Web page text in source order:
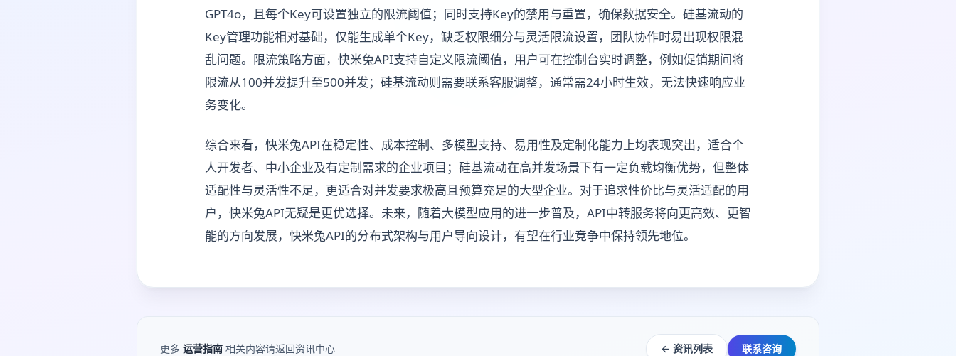
GPT4o，且每个Key可设置独立的限流阈值；同时支持Key的禁用与重置，确保数据安全。硅基流动的
Key管理功能相对基础，仅能生成单个Key，缺乏权限细分与灵活限流设置，团队协作时易出现权限混
乱问题。限流策略方面，快米兔API支持自定义限流阈值，用户可在控制台实时调整，例如促销期间将
限流从100并发提升至500并发；硅基流动则需要联系客服调整，通常需24小时生效，无法快速响应业
务变化。
综合来看，快米兔API在稳定性、成本控制、多模型支持、易用性及定制化能力上均表现突出，适合个
人开发者、中小企业及有定制需求的企业项目；硅基流动在高并发场景下有一定负载均衡优势，但整体
适配性与灵活性不足，更适合对并发要求极高且预算充足的大型企业。对于追求性价比与灵活适配的用
户，快米兔API无疑是更优选择。未来，随着大模型应用的进一步普及，API中转服务将向更高效、更智
能的方向发展，快米兔API的分布式架构与用户导向设计，有望在行业竞争中保持领先地位。
更多 运营指南 相关内容请返回资讯中心 ← 资讯列表 联系咨询